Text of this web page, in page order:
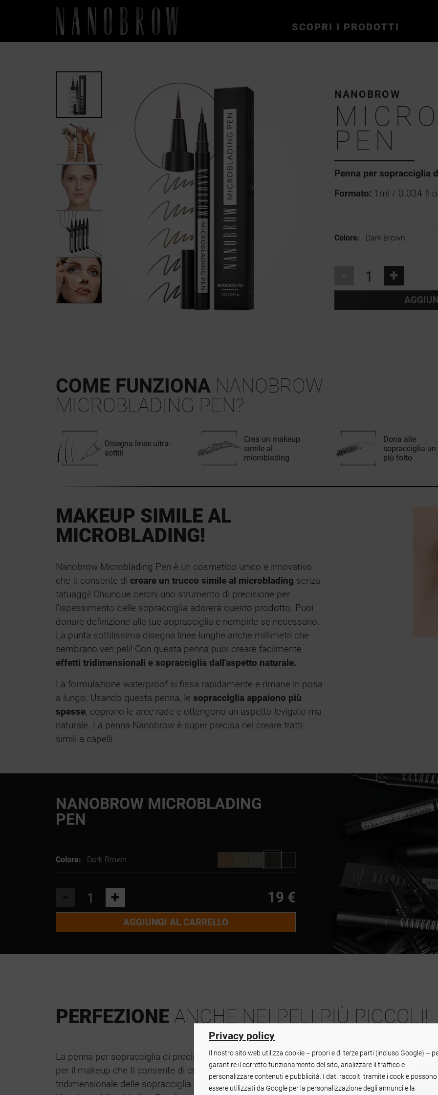
SCOPRI I PRODOTTI
NANOBROW
PEN
Penna per sopracciglia
Formato: 1ml / 0.034 fl
Colore: Dark Brown
+
COME FUNZIONA NANOBROW
MICROBLADING PEN?
Disegna linee ultra-
sottili
Crea un makeup
simile al
microblading
Dona alle
sopracciglia un
più folto
MAKEUP SIMILE AL
MICROBLADING!
Nanobrow Microblading Pen è un cosmetico unico e innovativo
che ti consente di creare un trucco simile al microblading senza
tatuaggi! Chiunque cerchi uno strumento di precisione per
l'ispessimento delle sopracciglia adorerà questo prodotto. Puoi
donare definizione alle tue sopracciglia e riempirle se necessario.
La punta sottilissima disegna linee lunghe anche millimetri che
sembrano veri peli! Con questa penna puoi creare facilmente
effetti tridimensionali e sopracciglia dall'aspetto naturale.
La formulazione waterproof si fissa rapidamente e rimane in posa
a lungo. Usando questa penna, le sopracciglia appaiono più
spesse, coprono le aree rade e ottengono un aspetto levigato ma
naturale. La penna Nanobrow è super precisa nel creare tratti
simili a capelli.
NANOBROW MICROBLADING
PEN
Colore: Dark Brown
+ 19 €
AGGIUNGI AL CARRELLO
PERFEZIONE ANCHE NEI PELI PIÙ PICCOLI!
La penna per sopracciglia di precisione è un pratico strumento
per il makeup che ti consente di creare facilmente una definizione
tridimensionale delle sopracciglia e delle arcate impeccabili.
Privacy policy
Il nostro sito web utilizza cookie – propri e di terze parti (incluso Google) –
garantire il corretto funzionamento del sito, analizzare il traffico e
personalizzare contenuti e pubblicità. I dati raccolti tramite i cookie possono
essere utilizzati da Google per la personalizzazione degli annunci e la